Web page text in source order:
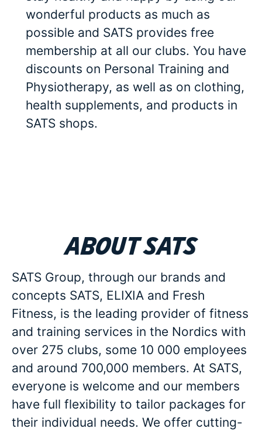
wonderful products as much as
possible and SATS provides free
membership at all our clubs. You have
discounts on Personal Training and
Physiotherapy, as well as on clothing,
health supplements, and products in
SATS shops.
About SATS
SATS Group, through our brands and
concepts SATS, ELIXIA and Fresh
Fitness, is the leading provider of fitness
and training services in the Nordics with
over 275 clubs, some 10 000 employees
and around 700,000 members. At SATS,
everyone is welcome and our members
have full flexibility to tailor packages for
their individual needs. We offer cutting-